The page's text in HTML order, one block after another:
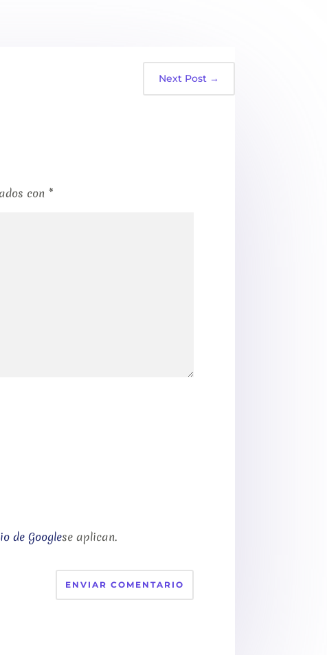
Next Post→
con *
de Googlese aplican.
ENVIAR COMENTARIO